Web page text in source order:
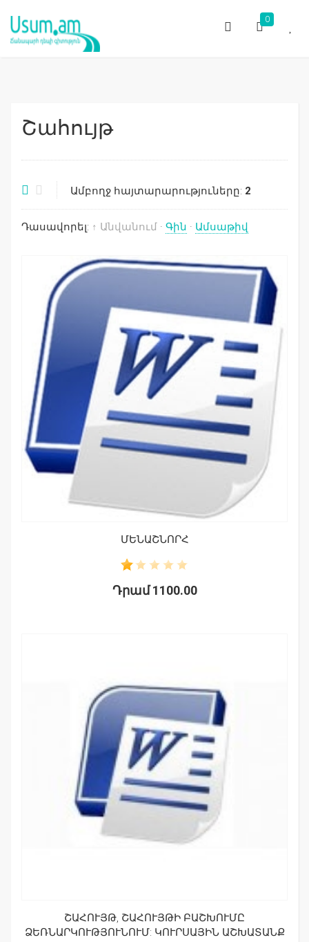
0
Շահույթ
Ամբողջ հայտարարություները: 2
Դասավորել: ↑ Անվանում · Գին · Ամսաթիվ
ՄԵՆԱՇՆՈՐՀ
Դրամ 1100.00
ՇԱՀՈՒՅԹ, ՇԱՀՈՒՅԹԻ ԲԱՇԽՈՒՄԸ
ՁԵՌՆԱՐԿՈՒԹՅՈՒՆՈՒՄ: ԿՈՒՐՍԱՅԻՆ ԱՇԽԱՏԱՆՔ